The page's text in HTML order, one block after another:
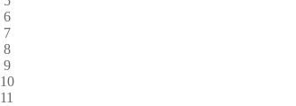
6
7
8
9
10
11